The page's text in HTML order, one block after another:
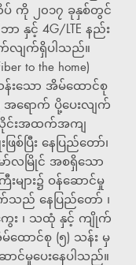
ပ် ကို ၂၀၁၇ ခုနှစ်တွင်
နှင့် 4G/LTE နည်း
က်လျက်ရှိပါသည်။
to the home)
းသော အိမ်ထောင်စု
အရောက် ပို့ပေးလျက်
လိုင်းအထက်အကျ
စ်ပြီး နေပြည်တော်၊
ော်လမြိုင် အစရှိသော
များ၌ ဝန်ဆောင်မှု
သည် နေပြည်တော် ၊
ကွေး ၊ သထုံ နှင့် ကျိုက်
ထောင်စု (၅) သန်း မှ
ာင်မှုပေးနေပါသည်။